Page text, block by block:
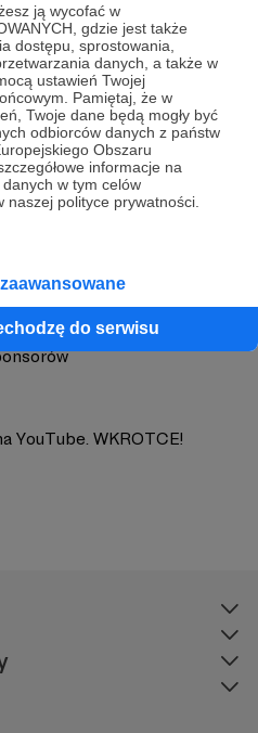
ją wycofać w
gdzie jest także
dostępu, sprostowania,
danych, a także w
ustawień Twojej
Pamiętaj, że w
Twoje dane będą mogły być
odbiorców danych z państw
Obszaru
informacje na
w tym celów
polityce prywatności.
do serwisu
(Чужаки)
autora
w której dorastałem
YouTube. WKROTCE!